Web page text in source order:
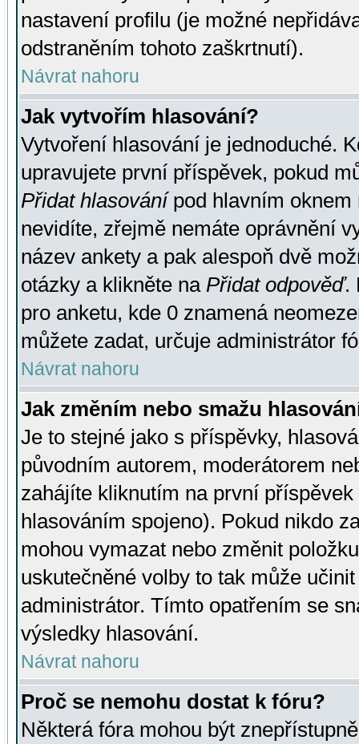
nastavení profilu (je možné
odstraněním tohoto zaškrtnutí).
Návrat nahoru
Jak vytvořím hlasování?
Vytvoření hlasování je jednoduché.
upravujete první příspěvek, pokud
Přidat hlasovánípod hlavním oknem
nevidíte, zřejmě nemáte oprávnění
název ankety a pak alespoň dvě
otázky a klikněte na Přidat odpověď.
pro anketu, kde 0 znamená
můžete zadat, určuje administrátor
Návrat nahoru
Jak změním nebo smažu
Je to stejné jako s příspěvky,
původním autorem, moderátorem
zahájíte kliknutím na první
hlasováním spojeno). Pokud nikdo
mohou vymazat nebo změnit
uskutečněné volby to tak může
administrátor. Tímto opatřením se
výsledky hlasování.
Návrat nahoru
Proč se nemohu dostat k fóru?
Některá fóra mohou být